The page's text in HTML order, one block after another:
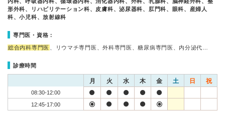
形外科、リハビリテーション科、皮膚科、泌尿器科、肛門科、眼科、産婦人
科、小児科、放射線科
専門医・資格：
総合内科専門医 、リウマチ専門医、外科専門医、糖尿病専門医、内分泌代…
診療時間
月 火 水 木 金 土 日 祝
08:30-12:00
12:45-17:00